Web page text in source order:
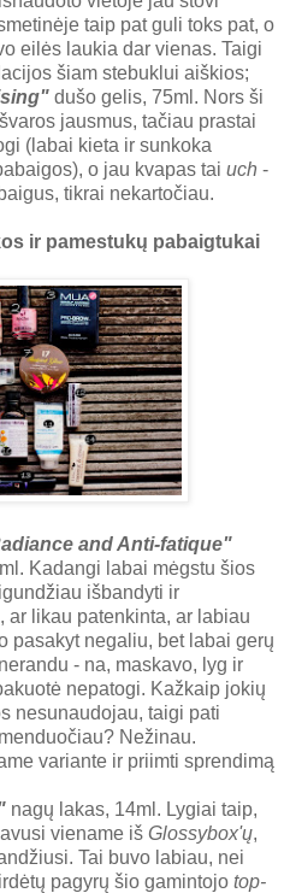
taip pat guli toks pat, o
eilės laukia dar vienas. Taigi
šiam stebuklui aiškios;
dušo gelis, 75ml. Nors ši
jausmus, tačiau prastai
(labai kieta ir sunkoka
o jau kvapas tai uch -
tikrai nekartočiau.
ir pamestukų pabaigtukai
and Anti-fatique"
Kadangi labai mėgstu šios
išbandyti ir
ar likau patenkinta, ar labiau
pasakyt negaliu, bet labai gerų
- na, maskavo, lyg ir
nepatogi. Kažkaip jokių
nesunaudojau, taigi pati
Nežinau.
variante ir priimti sprendimą
nagų lakas, 14ml. Lygiai taip,
viename iš Glossybox'ų,
Tai buvo labiau, nei
pagyrų šio gamintojo top-